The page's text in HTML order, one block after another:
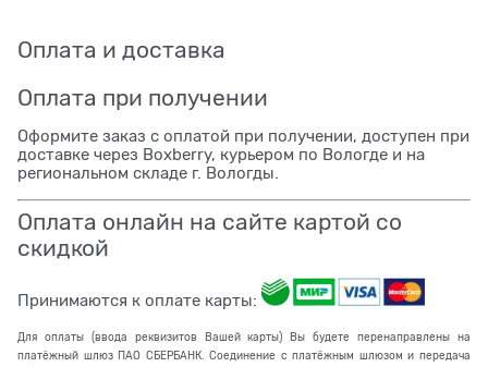
Оплата и доставка
Оплата при получении
Оформите заказ с оплатой при получении, доступен при
доставке через Boxberry, курьером по Вологде и на
региональном складе г. Вологды.
Оплата онлайн на сайте картой со
скидкой
Принимаются к оплате карты:
Для оплаты (ввода реквизитов Вашей карты) Вы будете перенаправлены на
платёжный шлюз ПАО СБЕРБАНК. Соединение с платёжным шлюзом и передача